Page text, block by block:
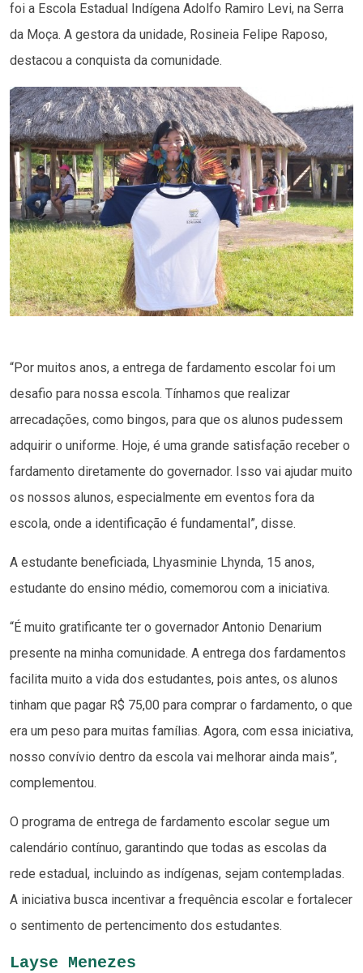
foi a Escola Estadual Indígena Adolfo Ramiro Levi, na Serra
da Moça. A gestora da unidade, Rosineia Felipe Raposo,
destacou a conquista da comunidade.
“Por muitos anos, a entrega de fardamento escolar foi um
desafio para nossa escola. Tínhamos que realizar
arrecadações, como bingos, para que os alunos pudessem
adquirir o uniforme. Hoje, é uma grande satisfação receber o
fardamento diretamente do governador. Isso vai ajudar muito
os nossos alunos, especialmente em eventos fora da
escola, onde a identificação é fundamental”, disse.
A estudante beneficiada, Lhyasminie Lhynda, 15 anos,
estudante do ensino médio, comemorou com a iniciativa.
“É muito gratificante ter o governador Antonio Denarium
presente na minha comunidade. A entrega dos fardamentos
facilita muito a vida dos estudantes, pois antes, os alunos
tinham que pagar R$ 75,00 para comprar o fardamento, o que
era um peso para muitas famílias. Agora, com essa iniciativa,
nosso convívio dentro da escola vai melhorar ainda mais”,
complementou.
O programa de entrega de fardamento escolar segue um
calendário contínuo, garantindo que todas as escolas da
rede estadual, incluindo as indígenas, sejam contempladas.
A iniciativa busca incentivar a frequência escolar e fortalecer
o sentimento de pertencimento dos estudantes.
Layse Menezes